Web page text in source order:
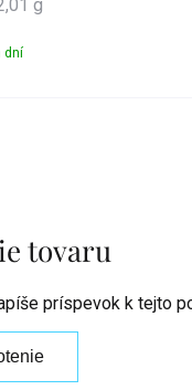
g
tovaru
príspevok k tejto